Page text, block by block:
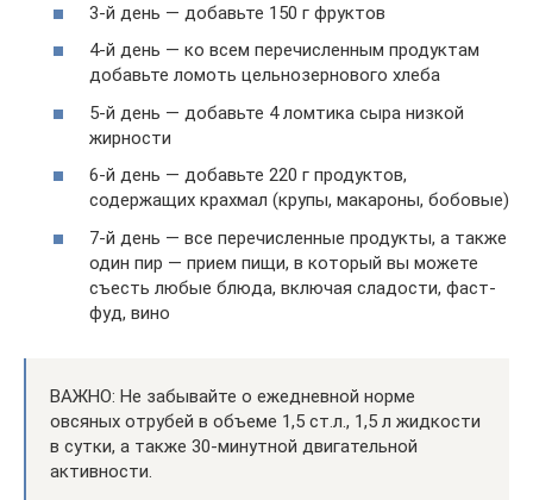
3-й день — добавьте 150 г фруктов
4-й день — ко всем перечисленным продуктам
добавьте ломоть цельнозернового хлеба
5-й день — добавьте 4 ломтика сыра низкой
жирности
6-й день — добавьте 220 г продуктов,
содержащих крахмал (крупы, макароны, бобовые)
7-й день — все перечисленные продукты, а также
один пир — прием пищи, в который вы можете
съесть любые блюда, включая сладости, фаст-
фуд, вино
ВАЖНО: Не забывайте о ежедневной норме
овсяных отрубей в объеме 1,5 ст.л., 1,5 л жидкости
в сутки, а также 30-минутной двигательной
активности.